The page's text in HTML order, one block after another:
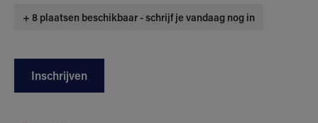
+ 8 plaatsen beschikbaar - schrijf je vandaag nog in
Inschrijven